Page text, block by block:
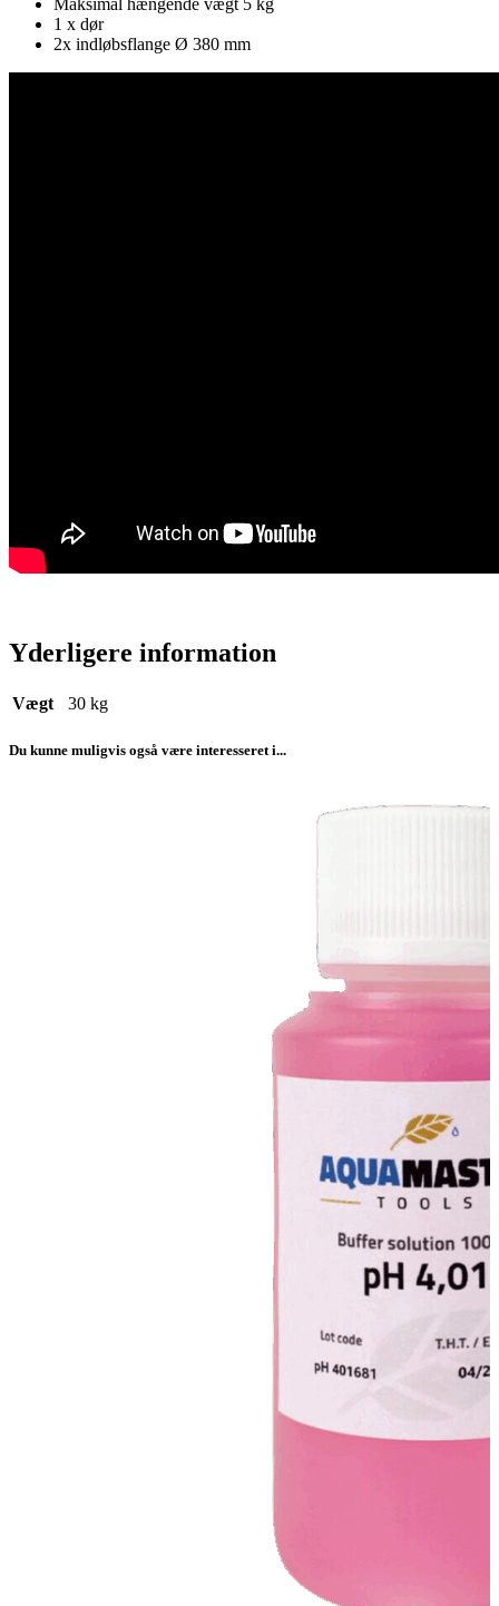
Maksimal hængende vægt 5 kg
1 x dør
2x indløbsflange Ø 380 mm
Yderligere information
Vægt 30 kg
Du kunne muligvis også være interesseret i...